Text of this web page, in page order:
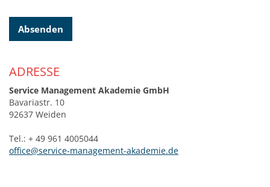
Absenden
ADRESSE
Service Management Akademie GmbH
Bavariastr. 10
92637 Weiden
Tel.: + 49 961 4005044
office@service-management-akademie.de